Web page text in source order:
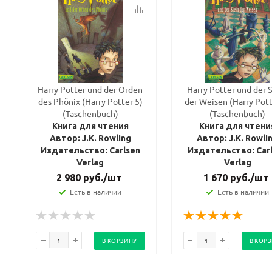
Harry Potter und der Orden
des Phönix (Harry Potter 5)
(Taschenbuch)
Книга для чтения
Автор: J.K. Rowling
Издательство: Carlsen
Verlag
2 980руб./шт
Есть в наличии
В КОРЗИНУ
Harry Potter und der
der Weisen (Harry
(Taschenbuch)
Книга для
Автор: J.K.
Издательство:
Verlag
1 670 руб./шт
Есть в наличии
В